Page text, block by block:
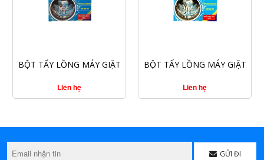
BỘT TẨY LỒNG MÁY GIẶT
Liên hệ
BỘT TẨY LỒNG MÁY GIẶT
Liên hệ
GỬI ĐI